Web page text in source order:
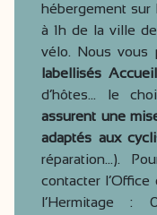
hébergement sur
à 1h de la ville
vélo. Nous vous
labellisés
d‘hôtes… le
assurent une
adaptés aux
réparation…).
contacter
l’Hermitage :